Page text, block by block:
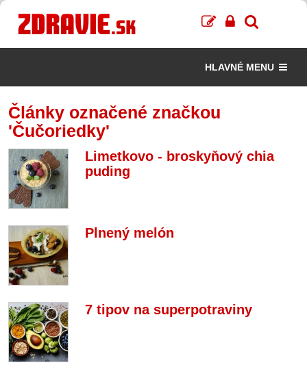
HLAVNÉ MENU
Články označené značkou
'Čučoriedky'
Limetkovo - broskyňový chia
puding
Plnený melón
7 tipov na superpotraviny